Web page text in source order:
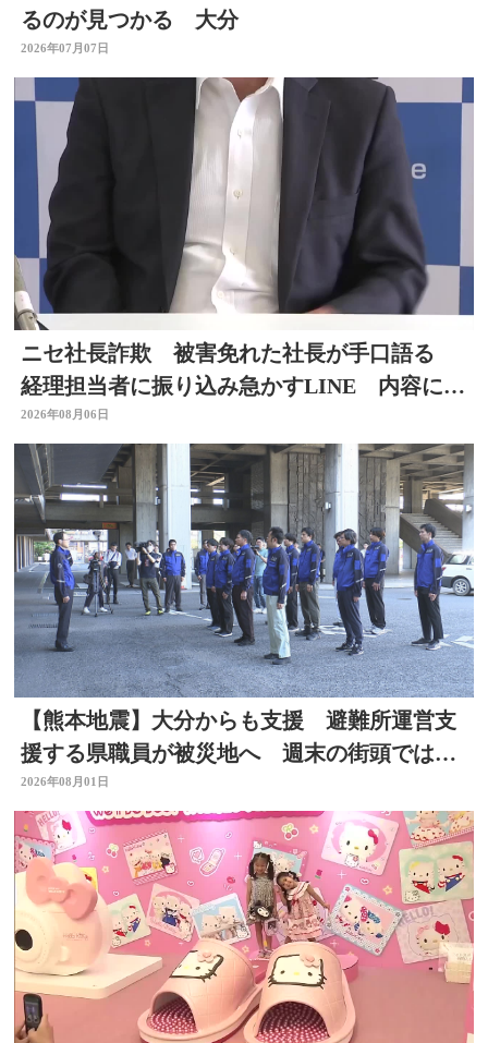
るのが見つかる 大分
2026年07月07日
ニセ社長詐欺 被害免れた社長が手口語る
経理担当者に振り込み急かすLINE 内容に不
信感 大分
2026年08月06日
【熊本地震】大分からも支援 避難所運営支
援する県職員が被災地へ 週末の街頭では募
金の呼びかけも
2026年08月01日